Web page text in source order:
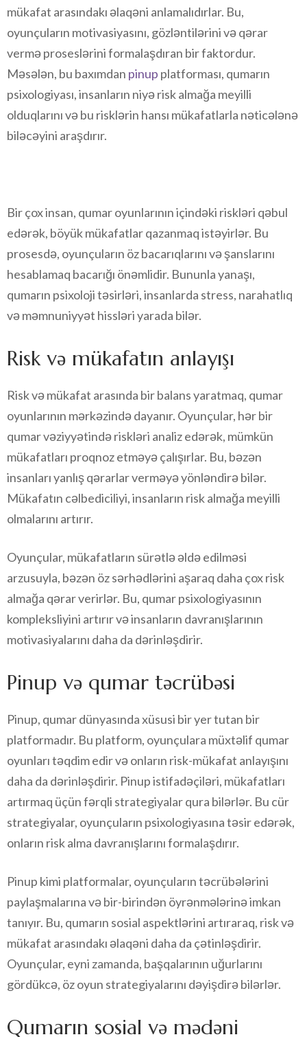
mükafat arasındakı əlaqəni anlamalıdırlar. Bu,
oyunçuların motivasiyasını, gözləntilərini və qərar
vermə proseslərini formalaşdıran bir faktordur.
Məsələn, bu baxımdan pinup platforması, qumarın
psixologiyası, insanların niyə risk almağa meyilli
olduqlarını və bu risklərin hansı mükafatlarla nəticələnə
biləcəyini araşdırır.
Bir çox insan, qumar oyunlarının içindəki riskləri qəbul
edərək, böyük mükafatlar qazanmaq istəyirlər. Bu
prosesdə, oyunçuların öz bacarıqlarını və şanslarını
hesablamaq bacarığı önəmlidir. Bununla yanaşı,
qumarın psixoloji təsirləri, insanlarda stress, narahatlıq
və məmnuniyyət hissləri yarada bilər.
Risk və mükafatın anlayışı
Risk və mükafat arasında bir balans yaratmaq, qumar
oyunlarının mərkəzində dayanır. Oyunçular, hər bir
qumar vəziyyətində riskləri analiz edərək, mümkün
mükafatları proqnoz etməyə çalışırlar. Bu, bəzən
insanları yanlış qərarlar verməyə yönləndirə bilər.
Mükafatın cəlbediciliyi, insanların risk almağa meyilli
olmalarını artırır.
Oyunçular, mükafatların sürətlə əldə edilməsi
arzusuyla, bəzən öz sərhədlərini aşaraq daha çox risk
almağa qərar verirlər. Bu, qumar psixologiyasının
kompleksliyini artırır və insanların davranışlarının
motivasiyalarını daha da dərinləşdirir.
Pinup və qumar təcrübəsi
Pinup, qumar dünyasında xüsusi bir yer tutan bir
platformadır. Bu platform, oyunçulara müxtəlif qumar
oyunları təqdim edir və onların risk-mükafat anlayışını
daha da dərinləşdirir. Pinup istifadəçiləri, mükafatları
artırmaq üçün fərqli strategiyalar qura bilərlər. Bu cür
strategiyalar, oyunçuların psixologiyasına təsir edərək,
onların risk alma davranışlarını formalaşdırır.
Pinup kimi platformalar, oyunçuların təcrübələrini
paylaşmalarına və bir-birindən öyrənmələrinə imkan
tanıyır. Bu, qumarın sosial aspektlərini artıraraq, risk və
mükafat arasındakı əlaqəni daha da çətinləşdirir.
Oyunçular, eyni zamanda, başqalarının uğurlarını
gördükcə, öz oyun strategiyalarını dəyişdirə bilərlər.
Qumarın sosial və mədəni